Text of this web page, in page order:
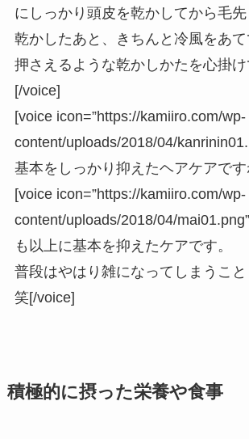
にしっかり頭皮を乾かしてから毛
乾かしたあと、きちんと冷風をあ
押さえるような乾かしかたを心掛け
[/voice]
[voice icon=”https://kamiiro.com/wp-
content/uploads/2018/04/
基本をしっかり抑えたヘアケアで
[voice icon=”https://kamiiro.com/wp-
content/uploads/2018/04/
も以上に基本を抑えたケアです。
普段はやはり雑になってしまうこと
笑[/voice]
積極的に摂った栄養や食事